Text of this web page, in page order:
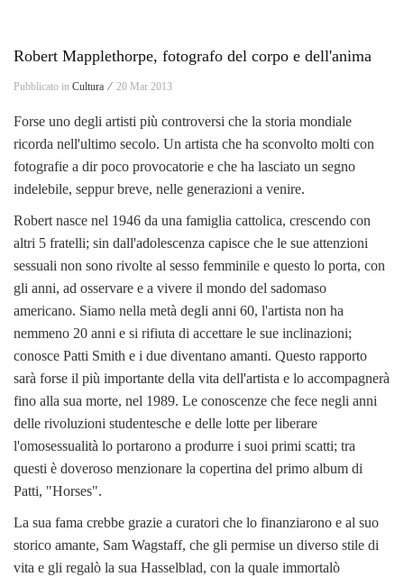
Robert Mapplethorpe, fotografo del corpo e dell'anima
Pubblicato in Cultura ⁄ 20 Mar 2013
Forse uno degli artisti più controversi che la storia mondiale
ricorda nell'ultimo secolo. Un artista che ha sconvolto molti con
fotografie a dir poco provocatorie e che ha lasciato un segno
indelebile, seppur breve, nelle generazioni a venire.
Robert nasce nel 1946 da una famiglia cattolica, crescendo con
altri 5 fratelli; sin dall'adolescenza capisce che le sue attenzioni
sessuali non sono rivolte al sesso femminile e questo lo porta, con
gli anni, ad osservare e a vivere il mondo del sadomaso
americano. Siamo nella metà degli anni 60, l'artista non ha
nemmeno 20 anni e si rifiuta di accettare le sue inclinazioni;
conosce Patti Smith e i due diventano amanti. Questo rapporto
sarà forse il più importante della vita dell'artista e lo accompagnerà
fino alla sua morte, nel 1989. Le conoscenze che fece negli anni
delle rivoluzioni studentesche e delle lotte per liberare
l'omosessualità lo portarono a produrre i suoi primi scatti; tra
questi è doveroso menzionare la copertina del primo album di
Patti, "Horses".
La sua fama crebbe grazie a curatori che lo finanziarono e al suo
storico amante, Sam Wagstaff, che gli permise un diverso stile di
vita e gli regalò la sua Hasselblad, con la quale immortalò